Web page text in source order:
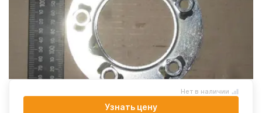
Нет в наличии
Узнать цену